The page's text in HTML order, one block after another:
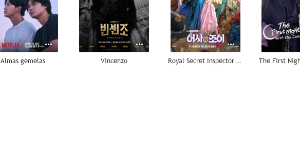
Almas gemelas Vincenzo Royal Secret Inspector Joy